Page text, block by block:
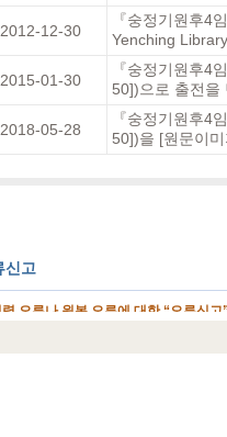
2012-12-30
『숭정기원후4
Yenching
2015-01-30
『숭정기원후4
50])으로 출전을
2018-05-28
『숭정기원후4
50])을 [원문이